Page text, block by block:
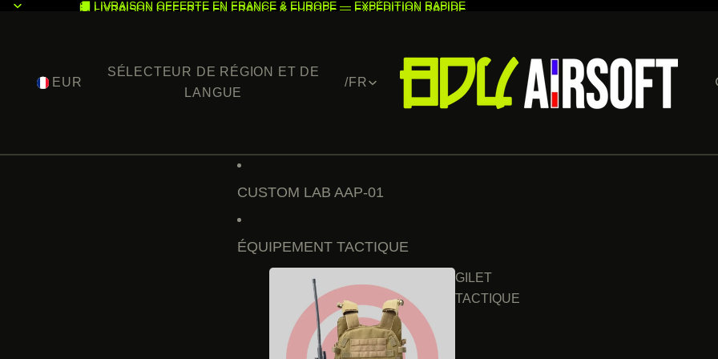
🚚 LIVRAISON OFFERTE EN FRANCE & EUROPE — EXPÉDITION RAPIDE
🚚 LIVRAISON OFFERTE EN FRANCE & EUROPE — EXPÉDITION RAPIDE
EUR
SÉLECTEUR DE RÉGION ET DE
LANGUE
/FR
CUSTOM LAB AAP-01
ÉQUIPEMENT TACTIQUE
GILET
TACTIQUE